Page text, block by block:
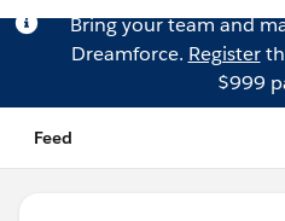
Bring your team and
Dreamforce. Register
$999
Feed